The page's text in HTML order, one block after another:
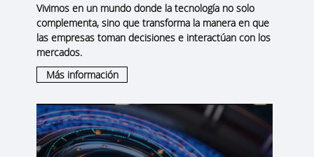
Vivimos en un mundo donde la tecnología no solo
complementa, sino que transforma la manera en que
las empresas toman decisiones e interactúan con los
mercados.
Más información